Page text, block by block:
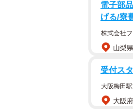
電子部
げる/寮
株式会社
山梨
受付ス
大阪梅田
大阪